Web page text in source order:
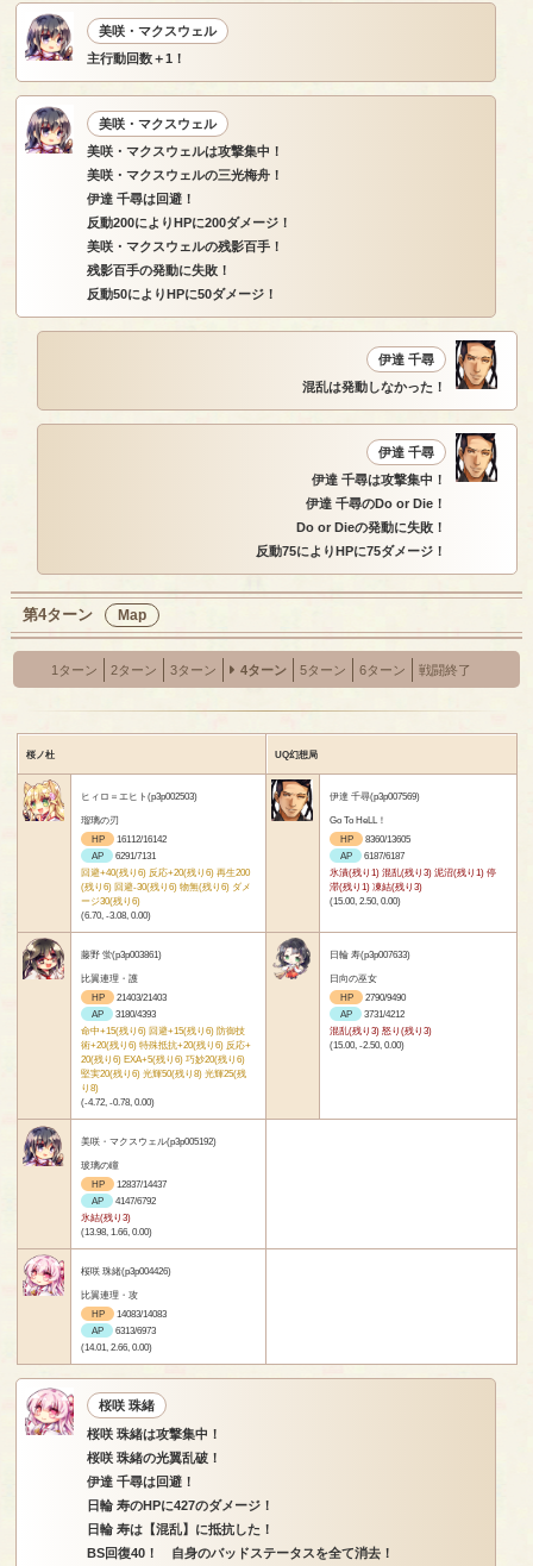
美咲・マクスウェル
主行動回数＋1！
美咲・マクスウェル
美咲・マクスウェルは攻撃集中！
美咲・マクスウェルの三光梅舟！
伊達 千尋は回避！
反動200によりHPに200ダメージ！
美咲・マクスウェルの残影百手！
残影百手の発動に失敗！
反動50によりHPに50ダメージ！
伊達 千尋
混乱は発動しなかった！
伊達 千尋
伊達 千尋は攻撃集中！
伊達 千尋のDo or Die！
Do or Dieの発動に失敗！
反動75によりHPに75ダメージ！
第4ターン Map
1ターン 2ターン 3ターン 4ターン 5ターン 6ターン 戦闘終了
桜ノ杜 UQ幻想局
ヒィロ＝エヒト(p3p002503)
瑠璃の刃
HP
16112/16142
AP
6291/7131
回避+40(残り6) 反応+20(残り6) 再生200
(残り6) 回避-30(残り6) 物無(残り6) ダメ
ージ30(残り6)
(6.70, -3.08, 0.00)
伊達 千尋(p3p007569)
Go To HeLL！
HP
8360/13605
AP
6187/6187
氷漬(残り1) 混乱(残り3) 泥沼(残り1) 停
滞(残り1) 凍結(残り3)
(15.00, 2.50, 0.00)
藤野 蛍(p3p003861)
比翼連理・護
HP
21403/21403
AP
3180/4393
命中+15(残り6) 回避+15(残り6) 防御技
術+20(残り6) 特殊抵抗+20(残り6) 反応+
20(残り6) EXA+5(残り6) 巧妙20(残り6)
堅実20(残り6) 光輝50(残り8) 光輝25(残
り8)
(-4.72, -0.78, 0.00)
日輪 寿(p3p007633)
日向の巫女
HP
2790/9490
AP
3731/4212
混乱(残り3) 怒り(残り3)
(15.00, -2.50, 0.00)
美咲・マクスウェル(p3p005192)
玻璃の瞳
HP
12837/14437
AP
4147/6792
氷結(残り3)
(13.98, 1.66, 0.00)
桜咲 珠緒(p3p004426)
比翼連理・攻
HP
14083/14083
AP
6313/6973
(14.01, 2.66, 0.00)
桜咲 珠緒
桜咲 珠緒は攻撃集中！
桜咲 珠緒の光翼乱破！
伊達 千尋は回避！
日輪 寿のHPに427のダメージ！
日輪 寿は【混乱】に抵抗した！
BS回復40！ 自身のバッドステータスを全て消去！